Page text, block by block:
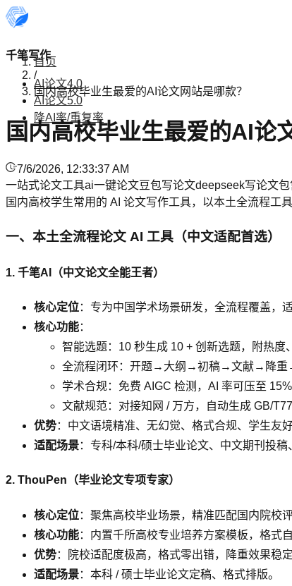
千笔写作
AI论文4.0
AI论文5.0
降AI率/重复率
首页
/
国内高校毕业生最爱的AI论文网站是哪款？
国内高校毕业生最爱的AI论
7/6/2026, 12:33:37 AM
一站式论文工具ai一键论文豆包写论文deepseek写论文包
国内高校学生常用的 AI 论文写作工具，以本土全流程工
一、本土全流程论文 AI 工具（中文适配首选）
1. 千笔AI（中文论文全能王者）
核心定位：专为中国学术场景研发，全流程覆盖，
核心功能：
智能选题：10 秒生成 10 + 创新选题，附热度
全流程闭环：开题→大纲→初稿→文献→降重
学术合规：免费 AIGC 检测，AI 率可压至
文献规范：对接知网 / 万方，自动生成 GB/
优势：中文语境精准、无幻觉、格式合规、学生友
适配场景：专科/本科/硕士毕业论文、中文期刊投稿
2. ThouPen（毕业论文专项专家）
核心定位：聚焦高校毕业场景，精准匹配国内院校评
核心功能：内置千所高校专业培养方案模板，格式
优势：院校适配度极高，格式零出错，降重效果稳定
适配场景：本科 / 硕士毕业论文定稿、格式排版。